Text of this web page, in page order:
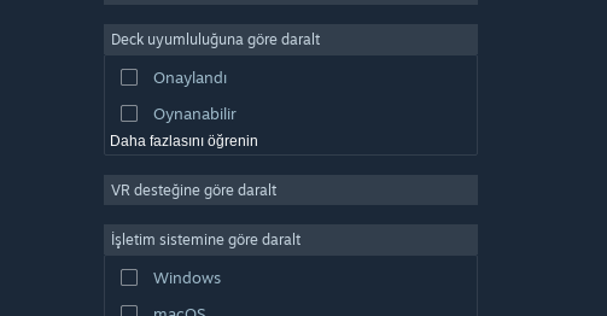
Video Prodüksiyonu
Fotoğraf Düzenleme
Deck uyumluluğuna göre daralt
Onaylandı
Oynanabilir
Daha fazlasını öğrenin
VR desteğine göre daralt
İşletim sistemine göre daralt
Windows